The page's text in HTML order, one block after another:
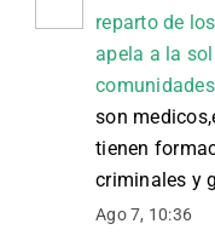
reparto de
apela a la
comunidades
son
tienen
criminales y
Ago 7, 10:36